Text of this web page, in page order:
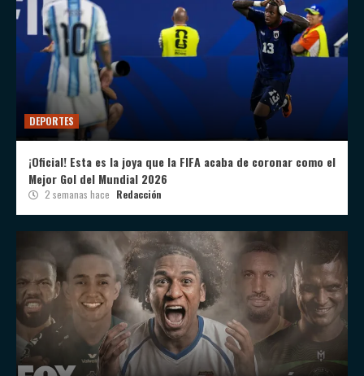
DEPORTES
¡Oficial! Esta es la joya que la FIFA acaba de coronar como el
Mejor Gol del Mundial 2026
2 semanas hace Redacción